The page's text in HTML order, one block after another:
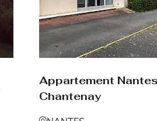
Appartement
Chantenay